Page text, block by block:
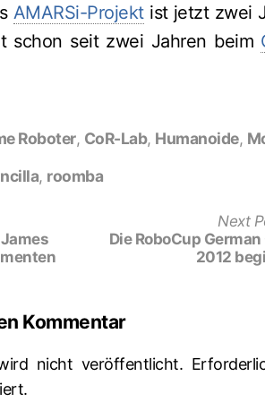
AMARSi-Projektist jetzt zwei
schon seit zwei Jahren beim
Roboter, CoR-Lab, Humanoide,
, roomba
Next
Die RoboCup German
2012
Kommentar
nicht veröffentlicht.